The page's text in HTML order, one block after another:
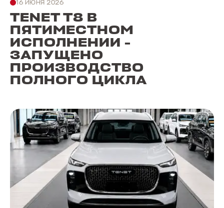
16 ИЮНЯ 2026
TENET T8 В
ПЯТИМЕСТНОМ
ИСПОЛНЕНИИ -
ЗАПУЩЕНО
ПРОИЗВОДСТВО
ПОЛНОГО ЦИКЛА